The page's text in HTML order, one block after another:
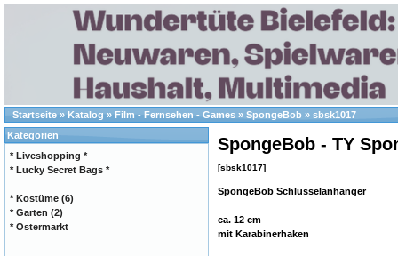
Startseite » Katalog » Film - Fernsehen - Games » SpongeBob » sbsk1017
SpongeBob - TY
[sbsk1017]
SpongeBob Schlüsselanhänger
ca. 12 cm
mit Karabinerhaken
Kategorien
* Liveshopping *
* Lucky Secret Bags *
* Kostüme (6)
* Garten (2)
* Ostermarkt